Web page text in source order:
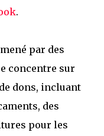
.
par des
concentre sur
dons, incluant
des
pour les